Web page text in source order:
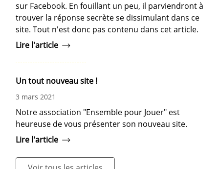
sur Facebook. En fouillant un peu, il parviendront à
trouver la réponse secrète se dissimulant dans ce
site. Tout n'est donc pas contenu dans cet article.
Lire l'article
Un tout nouveau site !
3 mars 2021
Notre association "Ensemble pour Jouer" est
heureuse de vous présenter son nouveau site.
Lire l'article